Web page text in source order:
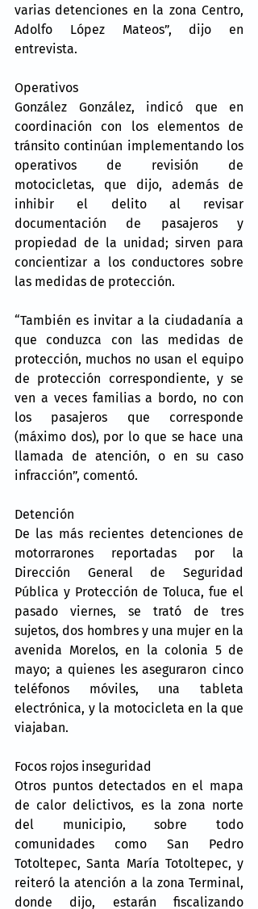
varias detenciones en la zona Centro,
Adolfo López Mateos”, dijo en
entrevista.
Operativos
González González, indicó que en
coordinación con los elementos de
tránsito continúan implementando los
operativos de revisión de
motocicletas, que dijo, además de
inhibir el delito al revisar
documentación de pasajeros y
propiedad de la unidad; sirven para
concientizar a los conductores sobre
las medidas de protección.
“También es invitar a la ciudadanía a
que conduzca con las medidas de
protección, muchos no usan el equipo
de protección correspondiente, y se
ven a veces familias a bordo, no con
los pasajeros que corresponde
(máximo dos), por lo que se hace una
llamada de atención, o en su caso
infracción”, comentó.
Detención
De las más recientes detenciones de
motorrarones reportadas por la
Dirección General de Seguridad
Pública y Protección de Toluca, fue el
pasado viernes, se trató de tres
sujetos, dos hombres y una mujer en la
avenida Morelos, en la colonia 5 de
mayo; a quienes les aseguraron cinco
teléfonos móviles, una tableta
electrónica, y la motocicleta en la que
viajaban.
Focos rojos inseguridad
Otros puntos detectados en el mapa
de calor delictivos, es la zona norte
del municipio, sobre todo
comunidades como San Pedro
Totoltepec, Santa María Totoltepec, y
reiteró la atención a la zona Terminal,
donde dijo, estarán fiscalizando